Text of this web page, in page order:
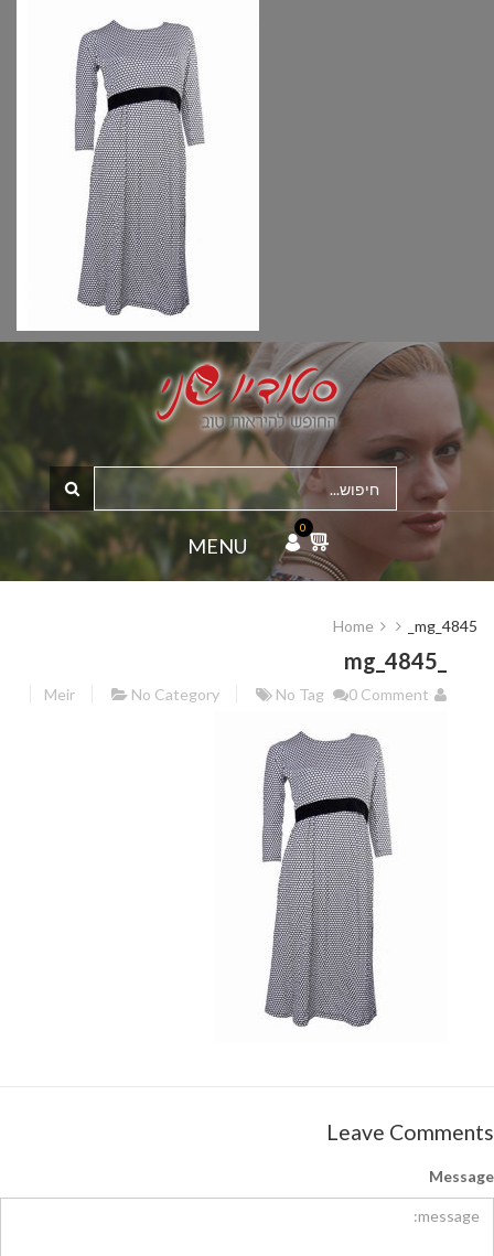
MENU
0
Home _mg_4845
Meir No Category No Tag 0 Comment
Leave Comments
Message